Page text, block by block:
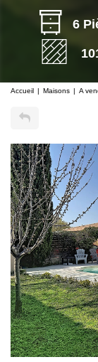
6
Accueil Maisons A